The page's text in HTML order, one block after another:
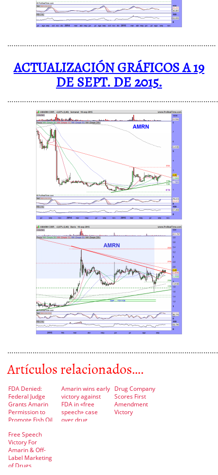
………………………………………………………………………………………
ACTUALIZACIÓN GRÁFICOS A 19
DE SEPT. DE 2015.
Artículos relacionados….
FDA Denied:
Federal Judge
Grants Amarin
Permission to
Promote Fish Oil
Amarin wins early
victory against
FDA in «free
speech» case
over drug
Drug Company
Scores First
Amendment
Victory
Free Speech
Victory For
Amarin & Off-
Label Marketing
of Drugs